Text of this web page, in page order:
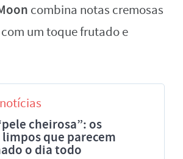
combina notas cremosas
um toque frutado e
cheirosa”: os
que parecem
o dia todo